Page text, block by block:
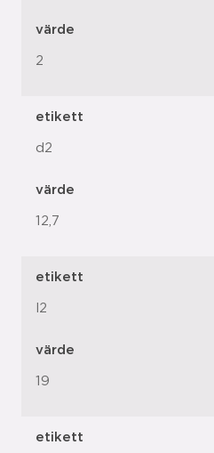
värde
2
etikett
d2
värde
12,7
etikett
l2
värde
19
etikett